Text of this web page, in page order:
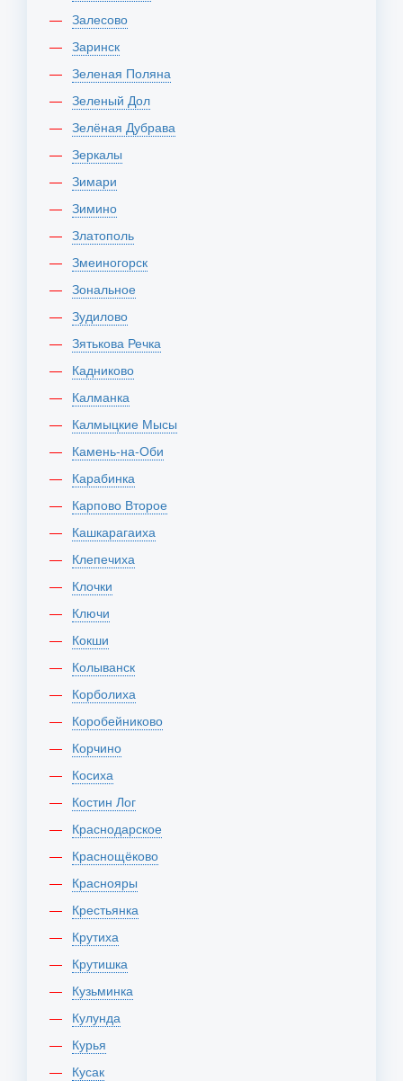
Залесово
Заринск
Зеленая Поляна
Зеленый Дол
Зелёная Дубрава
Зеркалы
Зимари
Зимино
Златополь
Змеиногорск
Зональное
Зудилово
Зятькова Речка
Кадниково
Калманка
Калмыцкие Мысы
Камень-на-Оби
Карабинка
Карпово Второе
Кашкарагаиха
Клепечиха
Клочки
Ключи
Кокши
Колыванск
Корболиха
Коробейниково
Корчино
Косиха
Костин Лог
Краснодарское
Краснощёково
Краснояры
Крестьянка
Крутиха
Крутишка
Кузьминка
Кулунда
Курья
Кусак